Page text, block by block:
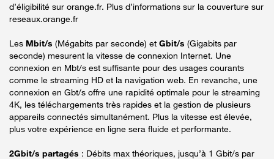
d’éligibilité sur orange.fr. Plus d’informations sur la couverture sur
reseaux.orange.fr
Les Mbit/s (Mégabits par seconde) et Gbit/s (Gigabits par
seconde) mesurent la vitesse de connexion Internet. Une
connexion en Mbt/s est suffisante pour des usages courants
comme le streaming HD et la navigation web. En revanche, une
connexion en Gbt/s offre une rapidité optimale pour le streaming
4K, les téléchargements très rapides et la gestion de plusieurs
appareils connectés simultanément. Plus la vitesse est élevée,
plus votre expérience en ligne sera fluide et performante.
2Gbit/s partagés : Débits max théoriques, jusqu’à 1 Gbit/s par